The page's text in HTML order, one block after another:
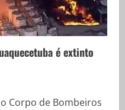
é extinto
Corpo de Bombeiros